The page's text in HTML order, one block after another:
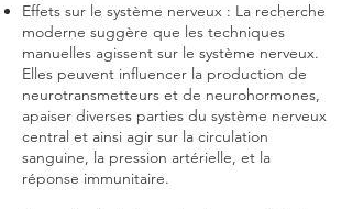
Effets sur le système nerveux : La recherche
moderne suggère que les techniques
manuelles agissent sur le système nerveux.
Elles peuvent influencer la production de
neurotransmetteurs et de neurohormones,
apaiser diverses parties du système nerveux
central et ainsi agir sur la circulation
sanguine, la pression artérielle, et la
réponse immunitaire.